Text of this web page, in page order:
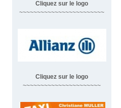
Cliquez sur le logo
~~~~~~~~~~~~~~~~~~~~~~~~
Cliquez sur le logo
~~~~~~~~~~~~~~~~~~~~~~